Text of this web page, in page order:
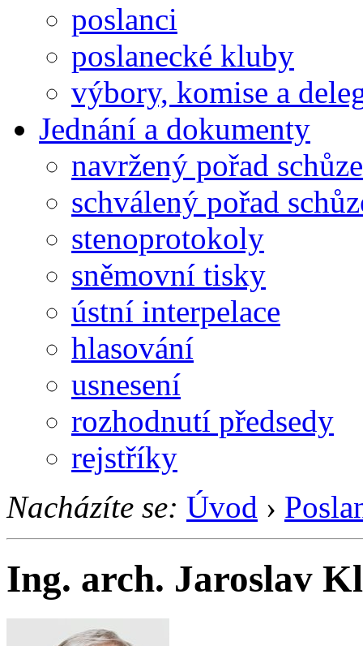
poslanci
poslanecké kluby
výbory, komise a
Jednání a dokumenty
navržený pořad schůze
schválený pořad
stenoprotokoly
sněmovní tisky
ústní interpelace
hlasování
usnesení
rozhodnutí předsedy
rejstříky
Nacházíte se: Úvod ›
Ing. arch. Jaroslav